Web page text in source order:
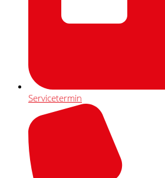
Servicetermin